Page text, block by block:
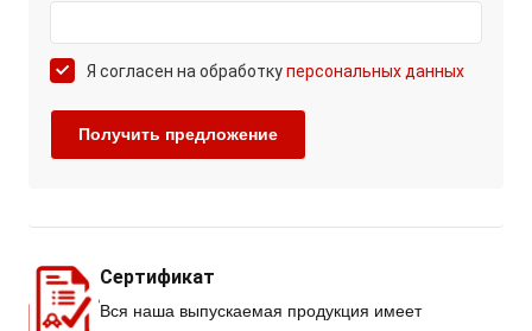
Я согласен на обработкуперсональных данных
Сертификат
Вся наша выпускаемая продукция имеет